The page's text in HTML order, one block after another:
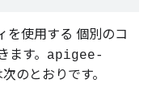
を使用する 個別のコ
す。 apigee-
のとおりです。